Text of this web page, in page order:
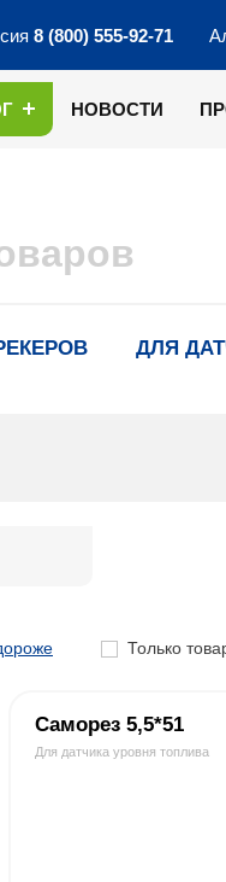
8 (800) 555-92-71
НОВОСТИ
ДЛЯ
Только
Саморез 5,5*51
Для датчика уровня топлива